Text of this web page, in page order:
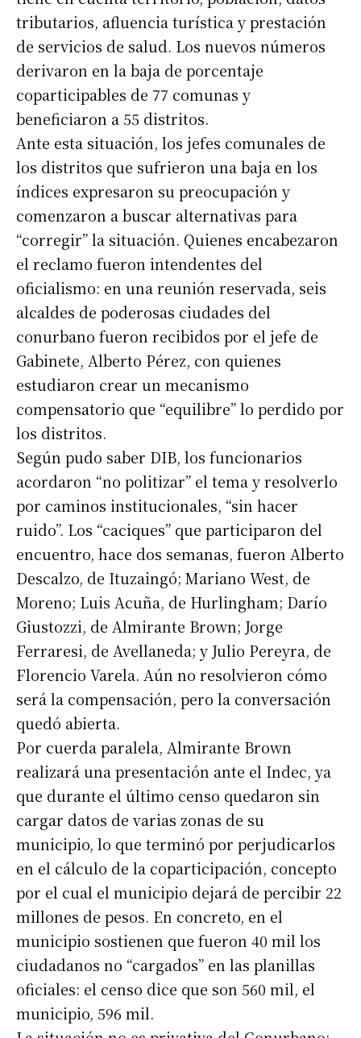
tributarios, afluencia turística y prestación
de servicios de salud. Los nuevos números
derivaron en la baja de porcentaje
coparticipables de 77 comunas y
beneficiaron a 55 distritos.
Ante esta situación, los jefes comunales de
los distritos que sufrieron una baja en los
índices expresaron su preocupación y
comenzaron a buscar alternativas para
“corregir” la situación. Quienes encabezaron
el reclamo fueron intendentes del
oficialismo: en una reunión reservada, seis
alcaldes de poderosas ciudades del
conurbano fueron recibidos por el jefe de
Gabinete, Alberto Pérez, con quienes
estudiaron crear un mecanismo
compensatorio que “equilibre” lo perdido por
los distritos.
Según pudo saber DIB, los funcionarios
acordaron “no politizar” el tema y resolverlo
por caminos institucionales, “sin hacer
ruido”. Los “caciques” que participaron del
encuentro, hace dos semanas, fueron Alberto
Descalzo, de Ituzaingó; Mariano West, de
Moreno; Luis Acuña, de Hurlingham; Darío
Giustozzi, de Almirante Brown; Jorge
Ferraresi, de Avellaneda; y Julio Pereyra, de
Florencio Varela. Aún no resolvieron cómo
será la compensación, pero la conversación
quedó abierta.
Por cuerda paralela, Almirante Brown
realizará una presentación ante el Indec, ya
que durante el último censo quedaron sin
cargar datos de varias zonas de su
municipio, lo que terminó por perjudicarlos
en el cálculo de la coparticipación, concepto
por el cual el municipio dejará de percibir 22
millones de pesos. En concreto, en el
municipio sostienen que fueron 40 mil los
ciudadanos no “cargados” en las planillas
oficiales: el censo dice que son 560 mil, el
municipio, 596 mil.